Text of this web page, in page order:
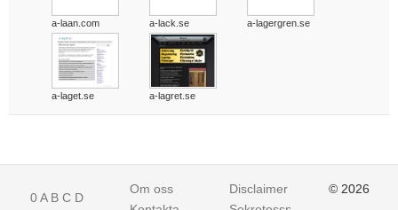
a-laan.com a-lack.se a-lagergren.se
a-laget.se a-lagret.se
0A B C D
Om oss
Disclaimer
© 2026